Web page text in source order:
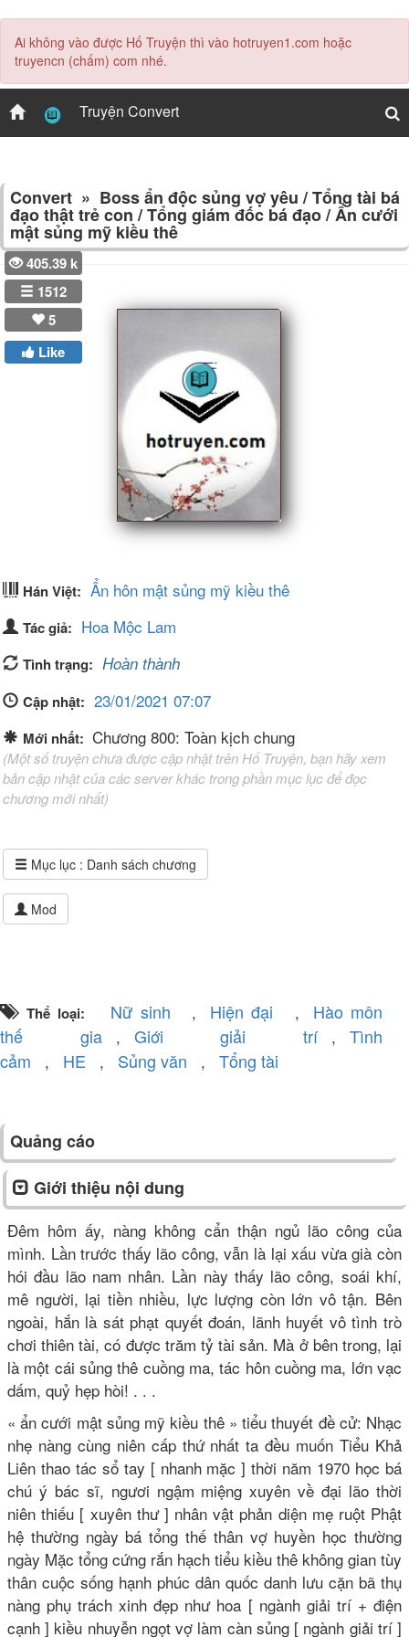
Ai không vào được Hố Truyện thì vào hotruyen1.com hoặc
truyencn (chấm) com nhé.
Truyện Convert
Hố
truyện
Truyện
Nam
sinh
CP
Bách
Hợp
Khác
Truyện
đang
đọc
Đăng
Convert » Boss ẩn độc sủng vợ yêu / Tổng tài bá
đạo thật trẻ con / Tổng giám đốc bá đạo / Ẩn cưới
mật sủng mỹ kiều thê
Hán Việt: Ẩn hôn mật sủng mỹ kiều thê
Tác giả: Hoa Mộc Lam
Tình trạng: Hoàn thành
Cập nhật: 23/01/2021 07:07
Mới nhất: Chương 800: Toàn kịch chung
(Một số truyện chưa được cập nhật trên Hố Truyện, bạn hãy xem
bản cập nhật của các server khác trong phần mục lục để đọc
chương mới nhất)
Mục lục : Danh sách chương
Mod
405.39 k
1512
5
Like
Thể loại: Nữ sinh , Hiện đại ,
Hào môn
thế gia
, Giới giải trí ,
Tình
cảm
, HE , Sủng văn , Tổng tài
Quảng cáo
Giới thiệu nội dung
Đêm hôm ấy, nàng không cẩn thận ngủ lão công của
mình. Lần trước thấy lão công, vẫn là lại xấu vừa già còn
hói đầu lão nam nhân. Lần này thấy lão công, soái khí,
mê người, lại tiền nhiều, lực lượng còn lớn vô tận. Bên
ngoài, hắn là sát phạt quyết đoán, lãnh huyết vô tình trò
chơi thiên tài, có được trăm tỷ tài sản. Mà ở bên trong, lại
là một cái sủng thê cuồng ma, tác hôn cuồng ma, lớn vạc
dấm, quỷ hẹp hòi! . . .
« ẩn cưới mật sủng mỹ kiều thê » tiểu thuyết đề cử: Nhạc
nhẹ nàng cùng niên cấp thứ nhất ta đều muốn Tiểu Khả
Liên thao tác sổ tay [ nhanh mặc ] thời năm 1970 học bá
chú ý bác sĩ, ngươi ngậm miệng xuyên về đại lão thời
niên thiếu [ xuyên thư ] nhân vật phản diện mẹ ruột Phật
hệ thường ngày bá tổng thế thân vợ huyền học thường
ngày Mặc tổng cứng rắn hạch tiểu kiều thê không gian tùy
thân cuộc sống hạnh phúc dân quốc danh lưu cặn bã thụ
nàng phụ trách xinh đẹp như hoa [ ngành giải trí + điện
cạnh ] kiều nhuyễn ngọt vợ làm càn sủng [ ngành giải trí ]